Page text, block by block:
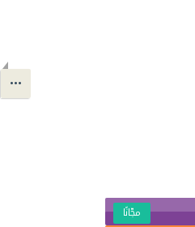
مجّانًا